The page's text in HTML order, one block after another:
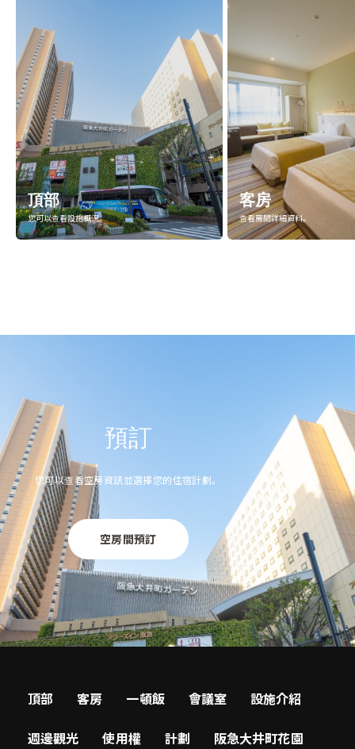
頂部
您可以查看設施概況。
客房
查看房間詳細資料。
預訂
您可以查看空房資訊並選擇您的住宿計劃。
空房間預訂
頂部 客房 一頓飯 會議室 設施介紹
週邊觀光 使用權 計劃 阪急大井町花園